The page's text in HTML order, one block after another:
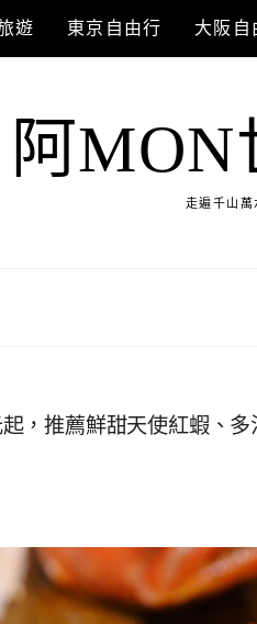
遊 東京自由行 大阪自
阿
走遍千山萬
，推薦鮮甜天使紅蝦、